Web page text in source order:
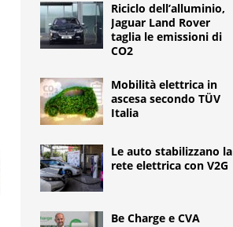
Riciclo dell’alluminio,
Jaguar Land Rover
taglia le emissioni di
CO2
Mobilità elettrica in
ascesa secondo TÜV
Italia
Le auto stabilizzano la
rete elettrica con V2G
Be Charge e CVA